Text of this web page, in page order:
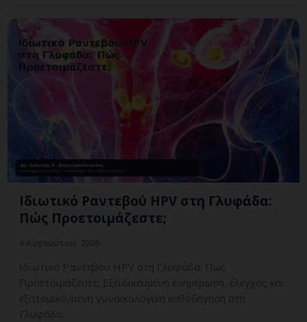
Ιδιωτικό Ραντεβού HPV στη Γλυφάδα:
Πώς Προετοιμάζεστε;
Ιδιωτικό Ραντεβού HPV στη Γλυφάδα: Πώς
Προετοιμάζεστε; Εξειδικευμένη ενημέρωση, έλεγχος και
εξατομικευμένη γυναικολογική καθοδήγηση στη
Γλυφάδα.